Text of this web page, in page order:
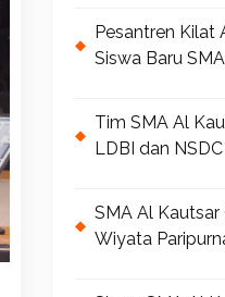
Pesantren Kilat
Siswa Baru
Tim SMA Al
LDBI dan
SMA Al Kautsar
Wiyata